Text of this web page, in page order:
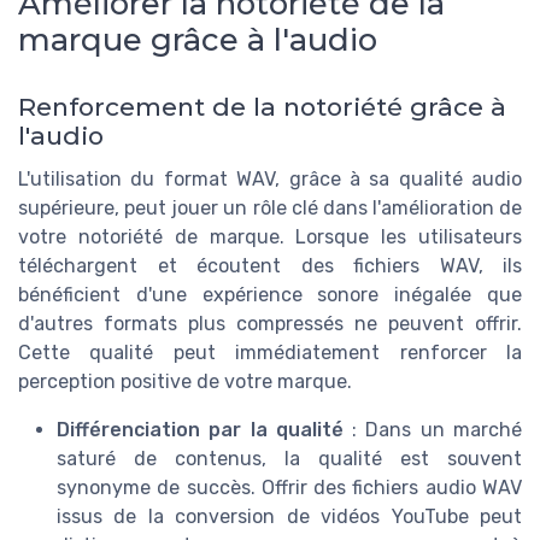
marque grâce à l'audio
Renforcement de la notoriété grâce à
l'audio
L'utilisation du format WAV, grâce à sa qualité audio
supérieure, peut jouer un rôle clé dans l'amélioration de
votre notoriété de marque. Lorsque les utilisateurs
téléchargent et écoutent des fichiers WAV, ils
bénéficient d'une expérience sonore inégalée que
d'autres formats plus compressés ne peuvent offrir.
Cette qualité peut immédiatement renforcer la
perception positive de votre marque.
Différenciation par la qualité : Dans un marché
saturé de contenus, la qualité est souvent
synonyme de succès. Offrir des fichiers audio WAV
issus de la conversion de vidéos YouTube peut